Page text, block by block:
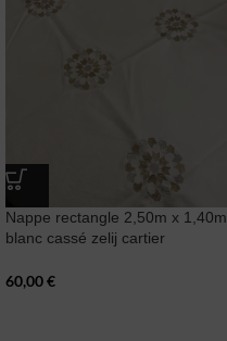
Nappe rectangle 2,50m x 1,40m
blanc cassé zelij cartier
60,00€